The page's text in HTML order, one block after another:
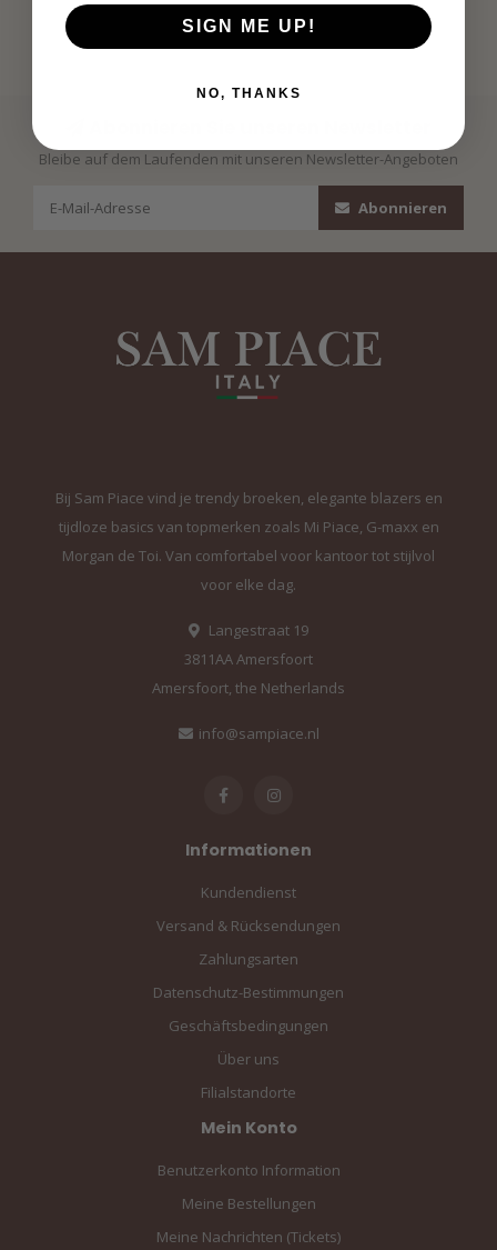
Bleibe auf dem Laufenden mit unseren Newsletter-Angeboten
Abonnieren
Bij Sam Piace vind je trendy broeken, elegante blazers en
tijdloze basics van topmerken zoals Mi Piace, G-maxx en
Morgan de Toi. Van comfortabel voor kantoor tot stijlvol
voor elke dag.
Langestraat 19
3811AA Amersfoort
Amersfoort, the Netherlands
info@sampiace.nl
Informationen
Kundendienst
Versand & Rücksendungen
Zahlungsarten
Datenschutz-Bestimmungen
Geschäftsbedingungen
Über uns
Filialstandorte
Mein Konto
Benutzerkonto Information
Meine Bestellungen
Meine Nachrichten (Tickets)
SIGN ME UP!
NO, THANKS